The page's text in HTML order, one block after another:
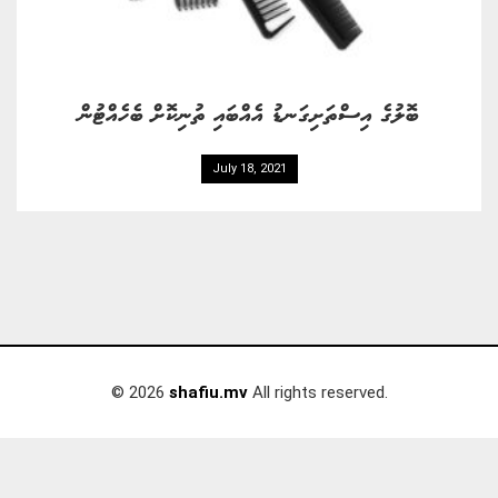
ބޮލުގެ އިސްތަށިގަނޑު އެއްބައި ތުނިކޮށް ބެހެއްޓުން
July 18, 2021
© 2026 shafiu.mvAll rights reserved.